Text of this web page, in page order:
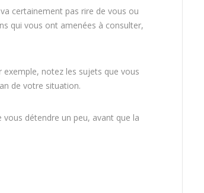
certainement pas rire de vous ou
qui vous ont amenées à consulter,
exemple, notez les sujets que vous
de votre situation.
vous détendre un peu, avant que la